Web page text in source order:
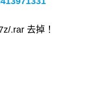
.rar 去掉！